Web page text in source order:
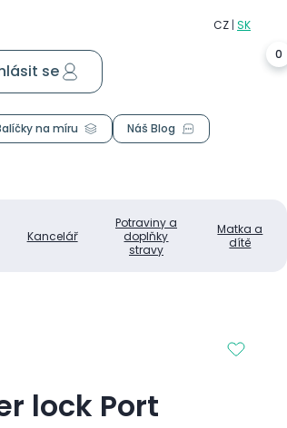
Kancelář
Potraviny a
doplňky
stravy
Matka a
dítě
0
se
na míru
Náš Blog
lock Port